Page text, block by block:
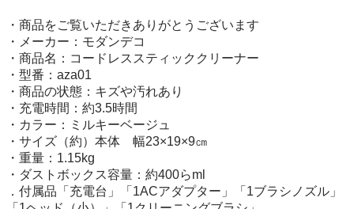
・商品をご覧いただきありがとうございます
・メーカー：モダンデコ
・商品名：コードレススティッククリーナー
・型番：aza01
・商品の状態：キズや汚れあり
・充電時間：約3.5時間
・カラー：ミルキーベージュ
・サイズ（約）本体　幅23×19×9㎝
・重量：1.15kg
・ダストボックス容量：約400らml
．付属品「充電台」「1ACアダプター」「1ブラシノズル」